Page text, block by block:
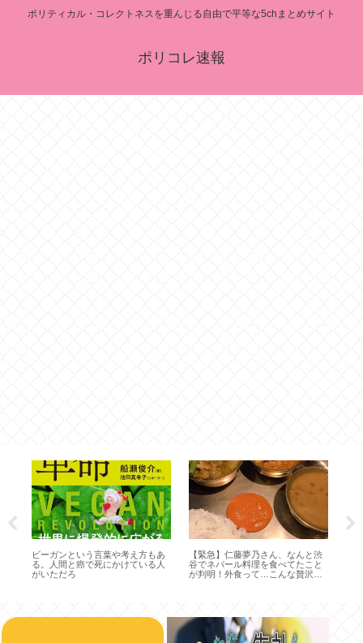
ポリティカル・コレクトネスを重んじる自由で平等な5chまとめサイト
ポリコレ速報
ビーガンという言葉や考え方もあ
る。人間と癌で死にかけている人
がいただろ
【緊急】仁藤夢乃さん、なんと渋
谷でネパール料理を食べてたこと
が判明！外食って…こんな贅沢許